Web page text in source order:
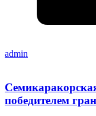
admin
победителем